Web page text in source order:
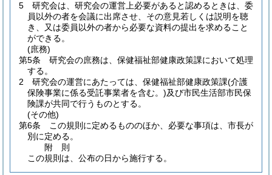
5
研究会は、研究会の運営上必要があると認めるときは、委
員以外の者を会議に出席させ、その意見若しくは説明を聴
き、又は委員以外の者から必要な資料の提出を求めること
ができる。
(庶務)
第5条
研究会の庶務は、保健福祉部健康政策課において処理
する。
2
研究会の運営にあたっては、保健福祉部健康政策課(介護
保険事業に係る受託事業者を含む。)及び市民生活部市民保
険課が共同で行うものとする。
(その他)
第6条
この規則に定めるもののほか、必要な事項は、市長が
別に定める。
附 則
この規則は、公布の日から施行する。